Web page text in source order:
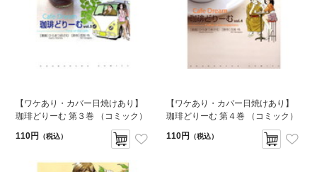
【ワケあり・カバー日焼けあり】
珈琲どりーむ 第３巻 （コミック）
110円
（税込）
【ワケあり・カバー日焼けあり】
珈琲どりーむ 第４巻 （コミック）
110円
（税込）